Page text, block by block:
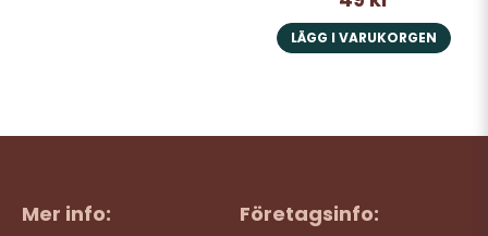
LÄGG I VARUKORGEN
Mer info: Företagsinfo: